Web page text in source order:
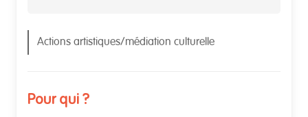
Actions artistiques/médiation culturelle
Pour qui ?